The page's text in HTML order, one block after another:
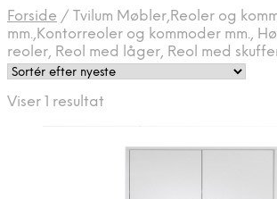
Forside / Tvilum Møbler,Reoler og
mm.,Kontorreoler og kommoder mm.,
reoler, Reol med låger, Reol med
Viser 1 resultat